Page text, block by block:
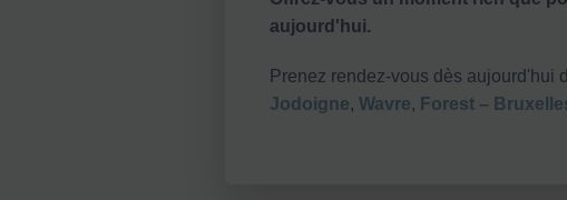
aujourd'hui.
Prenez rendez-vous dès aujourd'hui
Jodoigne, Wavre, Forest –